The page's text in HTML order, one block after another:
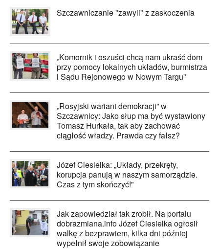
Szczawniczanie "zawyli" z zaskoczenia
„Komornik i oszuści chcą nam ukraść dom
przy pomocy lokalnych układów, burmistrza
i Sądu Rejonowego w Nowym Targu”
„Rosyjski wariant demokracji” w
Szczawnicy: Jako słup ma być wystawiony
Tomasz Hurkała, tak aby zachować
ciągłość władzy. Prawda czy fałsz?
Józef Ciesielka: „Układy, przekręty,
korupcja panują w naszym samorządzie.
Czas z tym skończyć!”
Jak zapowiedział tak zrobił. Na portalu
dobrazmiana.info Józef Ciesielka ogłosił
walkę z bezprawiem, kilka dni później
wypełnił swoje zobowiązanie